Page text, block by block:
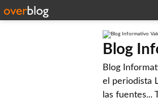
Blog
Blog
el periodista
las fuentes...